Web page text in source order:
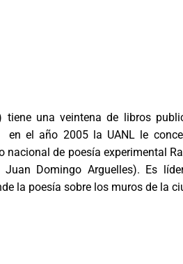
una veintena de libros
el año 2005 la UANL le
de poesía experimental
Domingo Arguelles). Es
la poesía sobre los muros de la